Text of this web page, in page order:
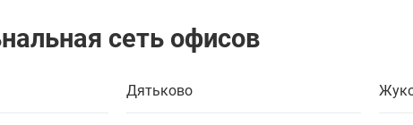
сеть офисов
Дятьково